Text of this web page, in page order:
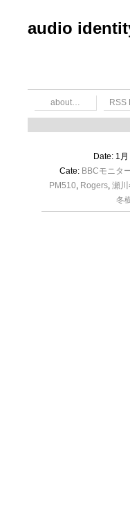
audio
about… RSS
Date: 1
Cate: BBCモニタ
PM510, Rogers, 瀬
冬